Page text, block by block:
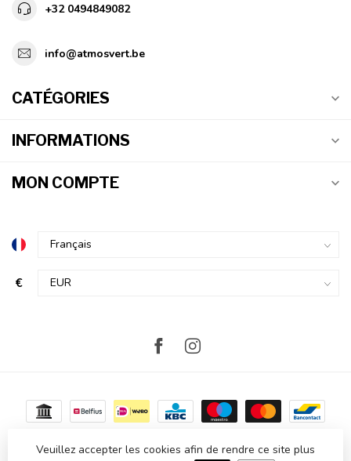
+32 0494849082
info@atmosvert.be
CATÉGORIES
INFORMATIONS
MON COMPTE
€
Veuillez accepter les cookies afin de rendre ce site plus